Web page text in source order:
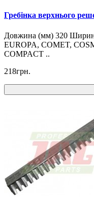
Гребінка верхнього
Довжина (мм) 320
EUROPA, COMET,
COMPACT ..
218грн.